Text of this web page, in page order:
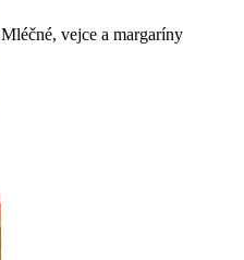
Mléčné, vejce a margaríny